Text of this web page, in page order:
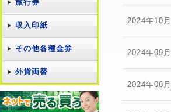
2024年10
2024年09
2024年08
旅行券
収入印紙
その他各種金券
外貨両替